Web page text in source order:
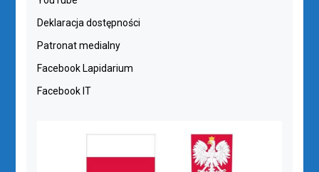
Deklaracja dostępności
Patronat medialny
Facebook Lapidarium
Facebook IT